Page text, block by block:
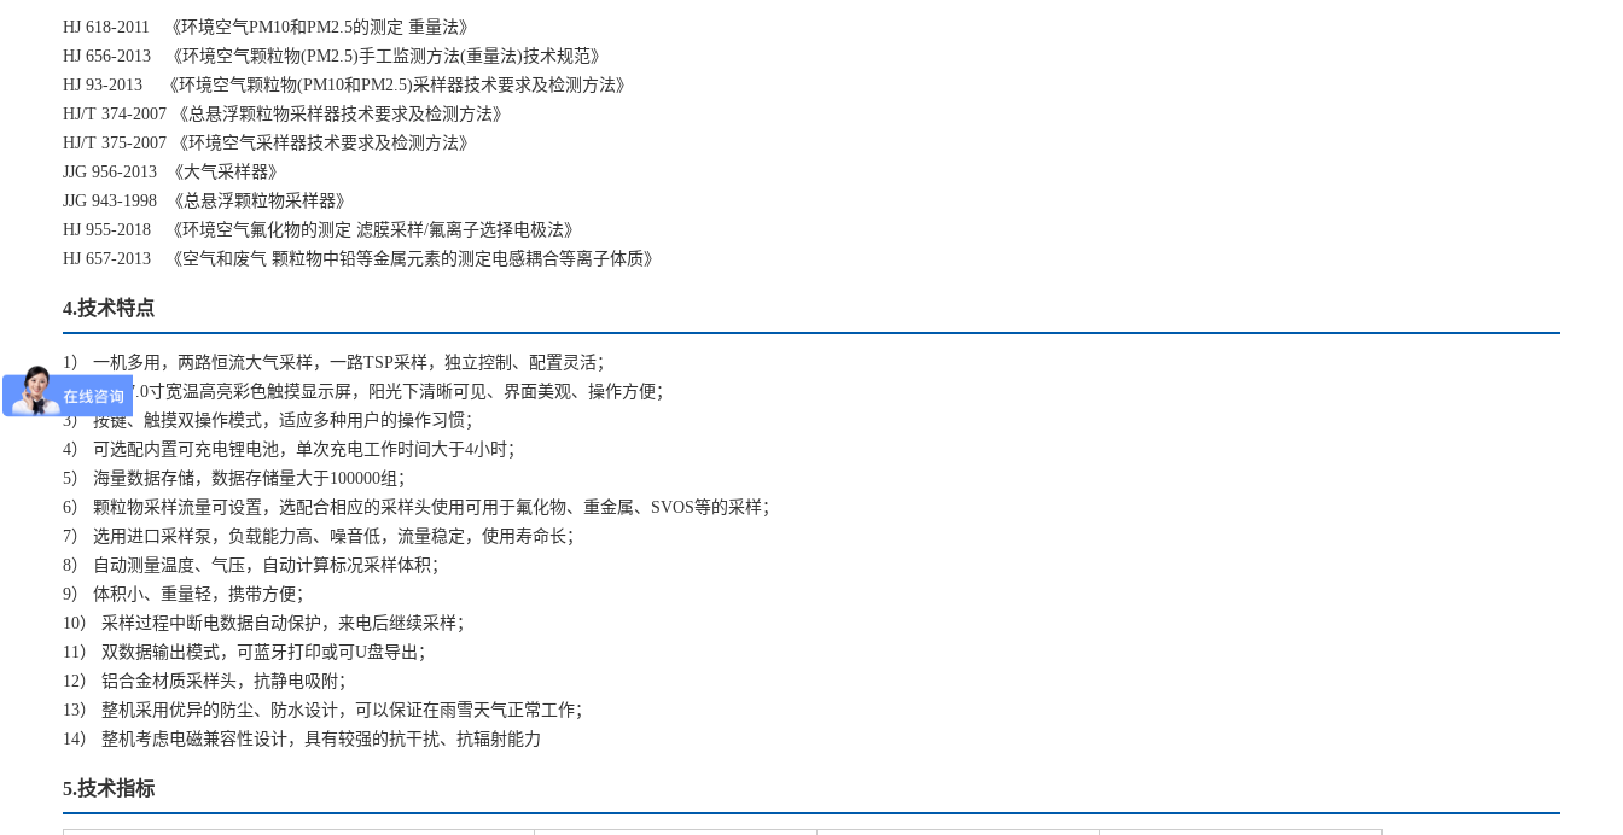
HJ 618-2011 《环境空气PM10和PM2.5的测定 重量法》
HJ 656-2013 《环境空气颗粒物(PM2.5)手工监测方法(重量法)技术规范》
HJ 93-2013 《环境空气颗粒物(PM10和PM2.5)采样器技术要求及检测方法》
HJ/T 374-2007 《总悬浮颗粒物采样器技术要求及检测方法》
HJ/T 375-2007 《环境空气采样器技术要求及检测方法》
JJG 956-2013 《大气采样器》
JJG 943-1998 《总悬浮颗粒物采样器》
HJ 955-2018 《环境空气氟化物的测定 滤膜采样/氟离子选择电极法》
HJ 657-2013 《空气和废气 颗粒物中铅等金属元素的测定电感耦合等离子体质》
4.技术特点
1） 一机多用，两路恒流大气采样，一路TSP采样，独立控制、配置灵活；
2） 采用7.0寸宽温高亮彩色触摸显示屏，阳光下清晰可见、界面美观、操作方便；
3） 按键、触摸双操作模式，适应多种用户的操作习惯；
4） 可选配内置可充电锂电池，单次充电工作时间大于4小时；
5） 海量数据存储，数据存储量大于100000组；
6） 颗粒物采样流量可设置，选配合相应的采样头使用可用于氟化物、重金属、SVOS等的采样；
7） 选用进口采样泵，负载能力高、噪音低，流量稳定，使用寿命长；
8） 自动测量温度、气压，自动计算标况采样体积；
9） 体积小、重量轻，携带方便；
10） 采样过程中断电数据自动保护，来电后继续采样；
11） 双数据输出模式，可蓝牙打印或可U盘导出；
12） 铝合金材质采样头，抗静电吸附；
13） 整机采用优异的防尘、防水设计，可以保证在雨雪天气正常工作；
14） 整机考虑电磁兼容性设计，具有较强的抗干扰、抗辐射能力
5.技术指标